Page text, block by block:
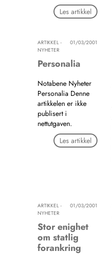
Les artikkel
ARTIKKEL -
NYHETER
01/03/2001
Personalia
Notabene Nyheter
Personalia Denne
artikkelen er ikke
publisert i
nettutgaven.
Les artikkel
ARTIKKEL -
NYHETER
01/03/2001
Stor enighet
om statlig
forankring